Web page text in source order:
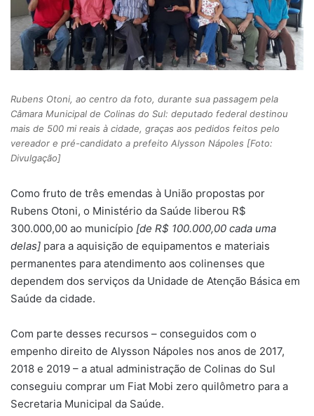
Rubens Otoni, ao centro da foto, durante sua passagem pela
Câmara Municipal de Colinas do Sul: deputado federal destinou
mais de 500 mi reais à cidade, graças aos pedidos feitos pelo
vereador e pré-candidato a prefeito Alysson Nápoles [Foto:
Divulgação]
Como fruto de três emendas à União propostas por
Rubens Otoni, o Ministério da Saúde liberou R$
300.000,00 ao município [de R$ 100.000,00 cada uma
delas] para a aquisição de equipamentos e materiais
permanentes para atendimento aos colinenses que
dependem dos serviços da Unidade de Atenção Básica em
Saúde da cidade.
Com parte desses recursos – conseguidos com o
empenho direito de Alysson Nápoles nos anos de 2017,
2018 e 2019 – a atual administração de Colinas do Sul
conseguiu comprar um Fiat Mobi zero quilômetro para a
Secretaria Municipal da Saúde.